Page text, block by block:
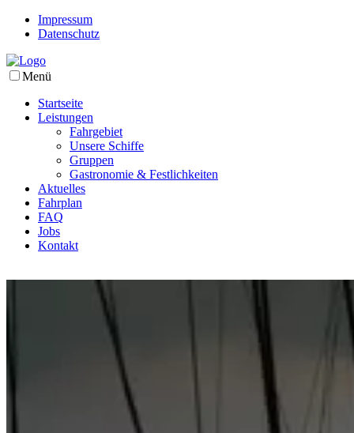
Impressum
Datenschutz
Menü
Startseite
Leistungen
Fahrgebiet
Unsere Schiffe
Gruppen
Gastronomie & Festlichkeiten
Aktuelles
Fahrplan
FAQ
Jobs
Kontakt